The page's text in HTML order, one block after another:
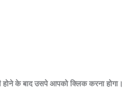
होने के बाद उसपे आपको क्लिक करना होगा।